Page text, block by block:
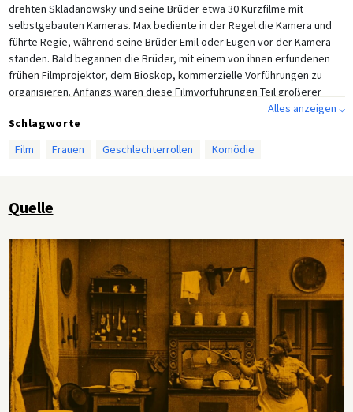
drehten Skladanowsky und seine Brüder etwa 30 Kurzfilme mit
selbstgebauten Kameras. Max bediente in der Regel die Kamera und
führte Regie, während seine Brüder Emil oder Eugen vor der Kamera
standen. Bald begannen die Brüder, mit einem von ihnen erfundenen
frühen Filmprojektor, dem Bioskop, kommerzielle Vorführungen zu
organisieren. Anfangs waren diese Filmvorführungen Teil größerer
Unterhaltungsrevuen mit verschiedenen Varieté-Darbietungen, bevor
Filmvorführungen zu einer eigenständigen Form der Unterhaltung
Alles anzeigen ⌵
Schlagworte
Film
Frauen Geschlechterrollen Komödie
Quelle